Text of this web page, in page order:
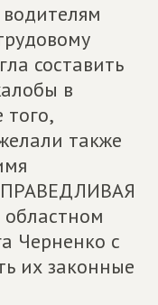
составить
в
также
Черненко с
их законные